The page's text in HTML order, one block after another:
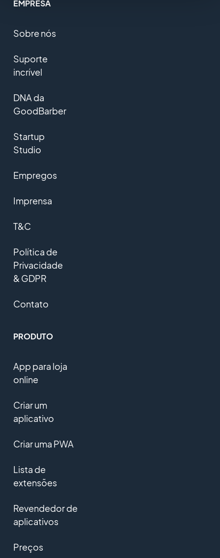
EMPRESA
Sobre nós
Suporte
incrível
DNA da
GoodBarber
Startup
Studio
Empregos
Imprensa
T&C
Política de
Privacidade
& GDPR
Contato
PRODUTO
App para loja
online
Criar um
aplicativo
Criar uma PWA
Lista de
extensões
Revendedor de
aplicativos
Preços